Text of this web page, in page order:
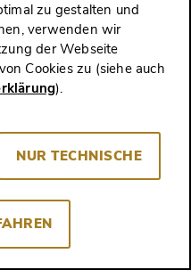
unterwegs -
Papst Franziskus!
zu gestalten und
verwenden wir
der Webseite
Cookies zu (siehe auch
).
NUR TECHNISCHE